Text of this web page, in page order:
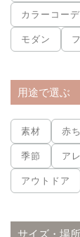
カラーコー
モダン
用途で選ぶ
素材 赤
季節 ア
アウトドア
サイズ・場